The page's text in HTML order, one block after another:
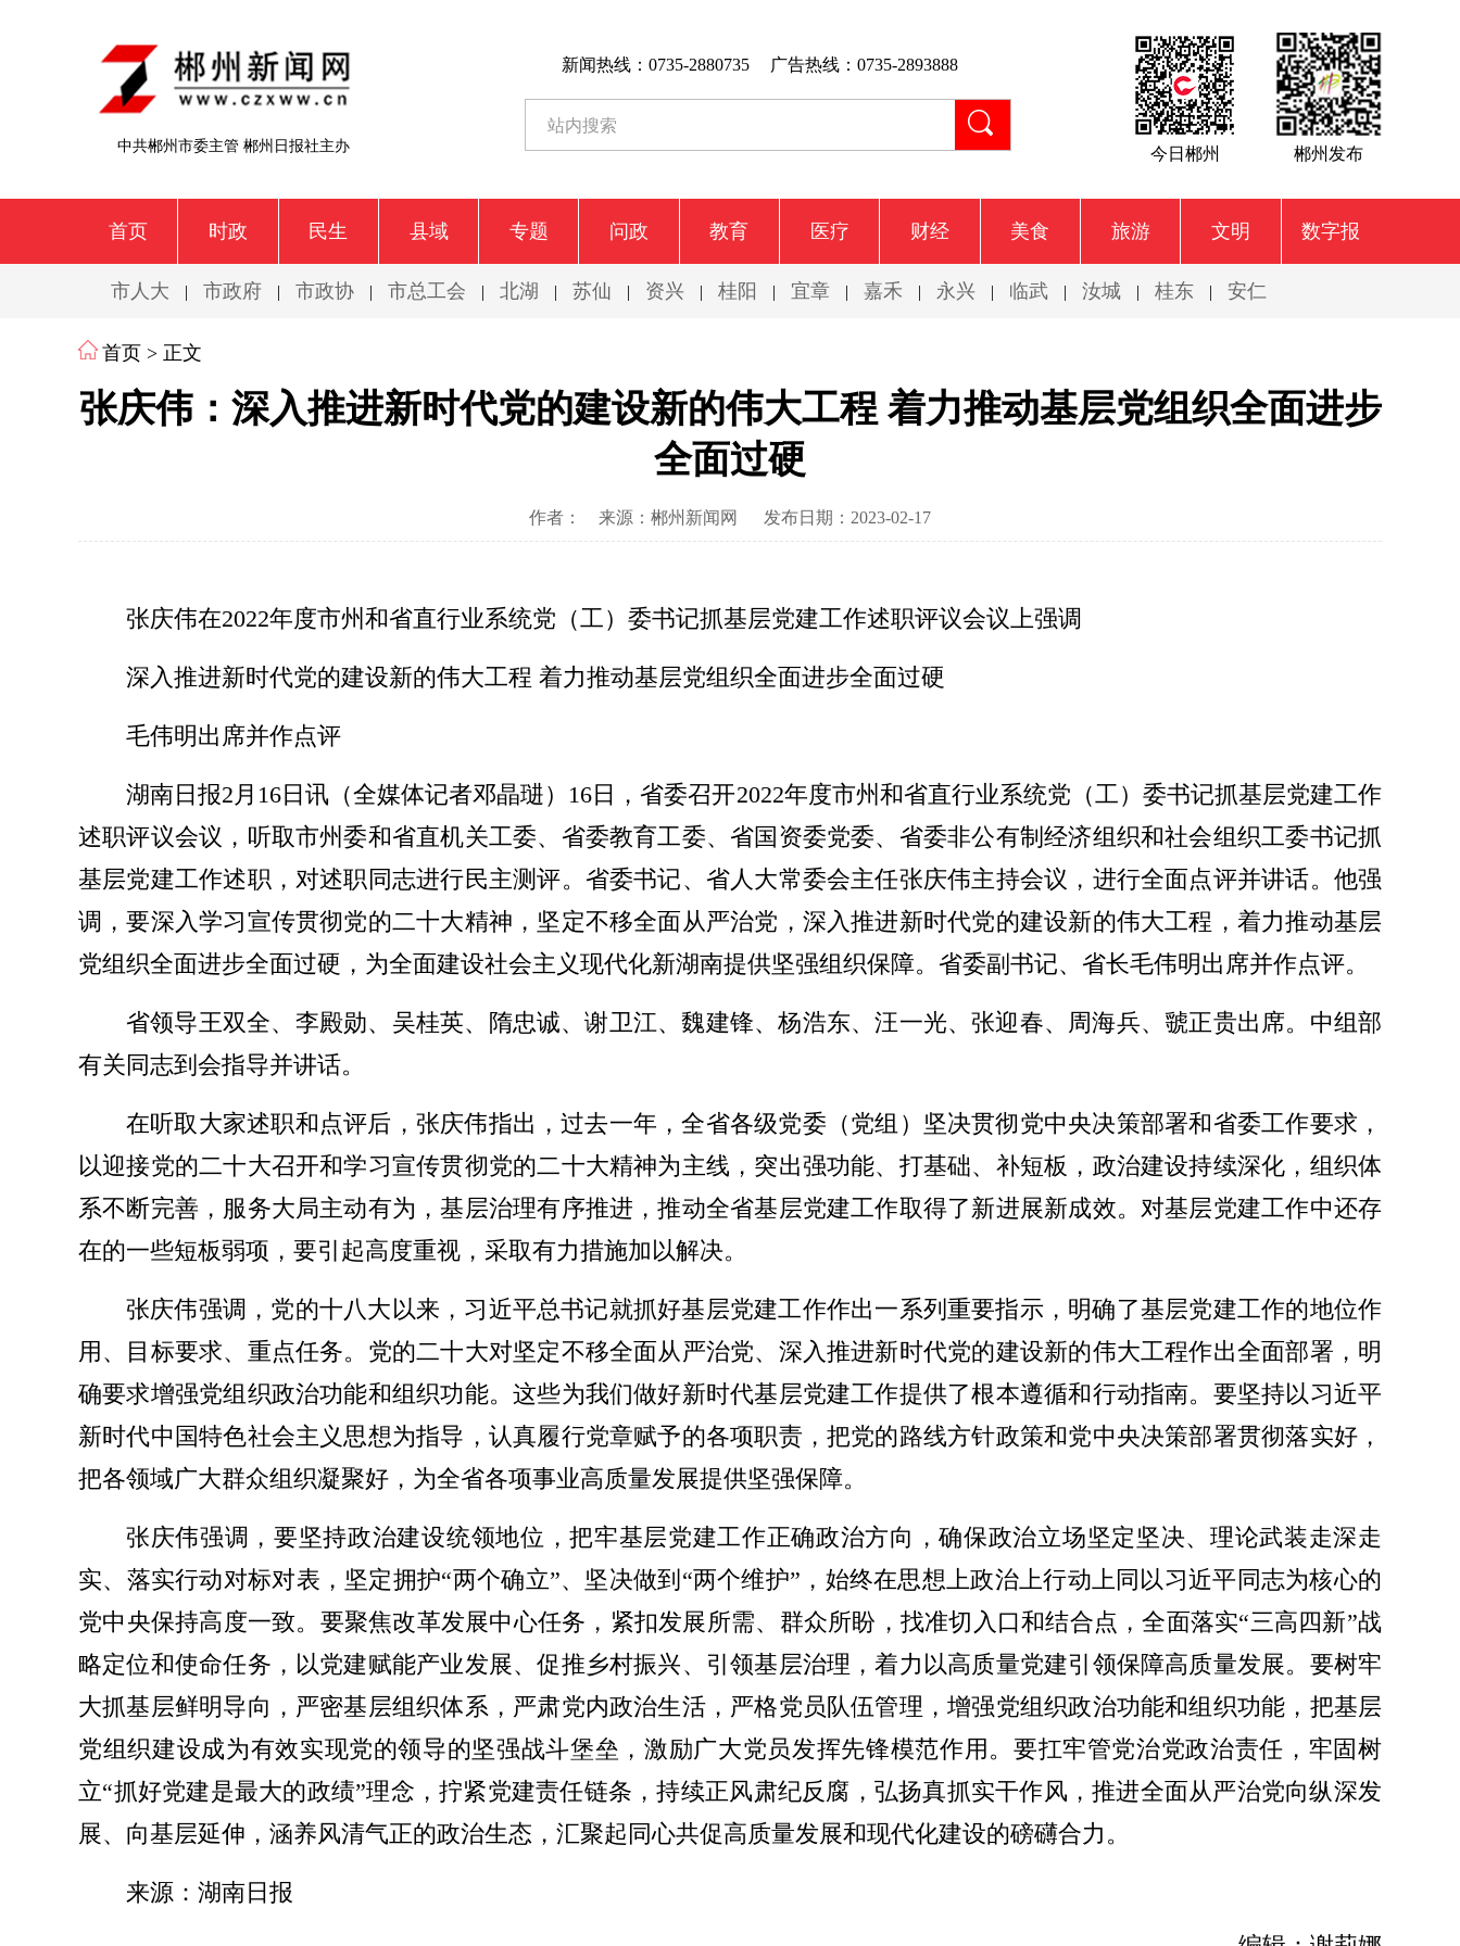
中共郴州市委主管 郴州日报社主办
新闻热线：0735-2880735 广告热线：0735-2893888
今日郴州 郴州发布
首页 时政 民生 县域 专题 问政 教育 医疗 财经 美食 旅游 文明 数字报
市人大 | 市政府 | 市政协 | 市总工会 | 北湖 | 苏仙 | 资兴 | 桂阳 | 宜章 | 嘉禾 | 永兴 | 临武 | 汝城 | 桂东 | 安仁
首页 > 正文
张庆伟：深入推进新时代党的建设新的伟大工程 着力推动基层党组织全面进步
全面过硬
作者： 来源：郴州新闻网 发布日期：2023-02-17
张庆伟在2022年度市州和省直行业系统党（工）委书记抓基层党建工作述职评议会议上强调
深入推进新时代党的建设新的伟大工程 着力推动基层党组织全面进步全面过硬
毛伟明出席并作点评
湖南日报2月16日讯（全媒体记者邓晶琎）16日，省委召开2022年度市州和省直行业系统党（工）委书记抓基层党建工作
述职评议会议，听取市州委和省直机关工委、省委教育工委、省国资委党委、省委非公有制经济组织和社会组织工委书记抓
基层党建工作述职，对述职同志进行民主测评。省委书记、省人大常委会主任张庆伟主持会议，进行全面点评并讲话。他强
调，要深入学习宣传贯彻党的二十大精神，坚定不移全面从严治党，深入推进新时代党的建设新的伟大工程，着力推动基层
党组织全面进步全面过硬，为全面建设社会主义现代化新湖南提供坚强组织保障。省委副书记、省长毛伟明出席并作点评。
省领导王双全、李殿勋、吴桂英、隋忠诚、谢卫江、魏建锋、杨浩东、汪一光、张迎春、周海兵、虢正贵出席。中组部
有关同志到会指导并讲话。
在听取大家述职和点评后，张庆伟指出，过去一年，全省各级党委（党组）坚决贯彻党中央决策部署和省委工作要求，
以迎接党的二十大召开和学习宣传贯彻党的二十大精神为主线，突出强功能、打基础、补短板，政治建设持续深化，组织体
系不断完善，服务大局主动有为，基层治理有序推进，推动全省基层党建工作取得了新进展新成效。对基层党建工作中还存
在的一些短板弱项，要引起高度重视，采取有力措施加以解决。
张庆伟强调，党的十八大以来，习近平总书记就抓好基层党建工作作出一系列重要指示，明确了基层党建工作的地位作
用、目标要求、重点任务。党的二十大对坚定不移全面从严治党、深入推进新时代党的建设新的伟大工程作出全面部署，明
确要求增强党组织政治功能和组织功能。这些为我们做好新时代基层党建工作提供了根本遵循和行动指南。要坚持以习近平
新时代中国特色社会主义思想为指导，认真履行党章赋予的各项职责，把党的路线方针政策和党中央决策部署贯彻落实好，
把各领域广大群众组织凝聚好，为全省各项事业高质量发展提供坚强保障。
张庆伟强调，要坚持政治建设统领地位，把牢基层党建工作正确政治方向，确保政治立场坚定坚决、理论武装走深走
实、落实行动对标对表，坚定拥护“两个确立”、坚决做到“两个维护”，始终在思想上政治上行动上同以习近平同志为核心的
党中央保持高度一致。要聚焦改革发展中心任务，紧扣发展所需、群众所盼，找准切入口和结合点，全面落实“三高四新”战
略定位和使命任务，以党建赋能产业发展、促推乡村振兴、引领基层治理，着力以高质量党建引领保障高质量发展。要树牢
大抓基层鲜明导向，严密基层组织体系，严肃党内政治生活，严格党员队伍管理，增强党组织政治功能和组织功能，把基层
党组织建设成为有效实现党的领导的坚强战斗堡垒，激励广大党员发挥先锋模范作用。要扛牢管党治党政治责任，牢固树
立“抓好党建是最大的政绩”理念，拧紧党建责任链条，持续正风肃纪反腐，弘扬真抓实干作风，推进全面从严治党向纵深发
展、向基层延伸，涵养风清气正的政治生态，汇聚起同心共促高质量发展和现代化建设的磅礴合力。
来源：湖南日报